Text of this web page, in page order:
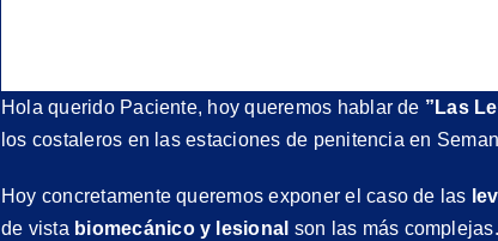
Hola querido Paciente, hoy queremos hablar de ”Las
los costaleros en las estaciones de penitencia en
Hoy concretamente queremos exponer el caso de las
de vista biomecánico y lesional son las más complejas.